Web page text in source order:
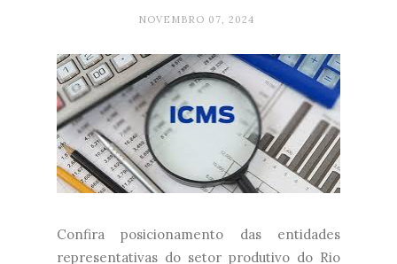
NOVEMBRO 07, 2024
Confira posicionamento das entidades
representativas do setor produtivo do Rio